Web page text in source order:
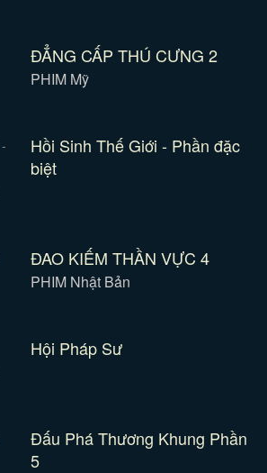
ĐẲNG CẤP THÚ CƯNG 2
PHIM Mỹ
Hồi Sinh Thế Giới - Phần đặc
biệt
ĐAO KIẾM THẦN VỰC 4
PHIM Nhật Bản
Hội Pháp Sư
Đấu Phá Thương Khung Phần
5